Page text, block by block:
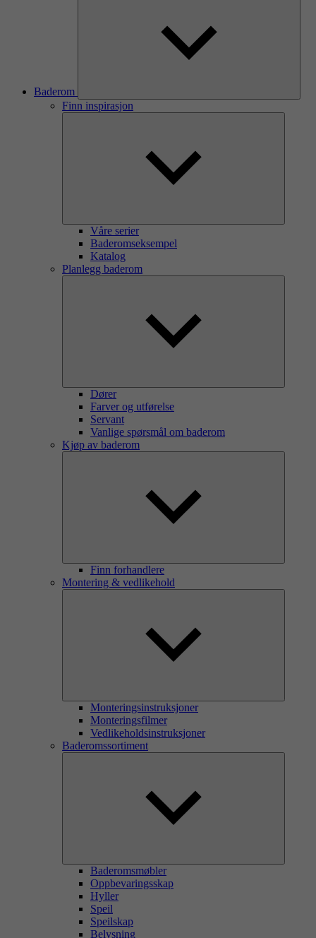
Baderom
Finn inspirasjon
Våre serier
Baderomseksempel
Katalog
Planlegg baderom
Dører
Farver og utførelse
Servant
Vanlige spørsmål om baderom
Kjøp av baderom
Finn forhandlere
Montering & vedlikehold
Monteringsinstruksjoner
Monteringsfilmer
Vedlikeholdsinstruksjoner
Baderomssortiment
Baderomsmøbler
Oppbevaringsskap
Hyller
Speil
Speilskap
Belysning